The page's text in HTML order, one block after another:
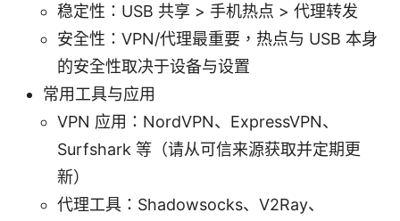
稳定性：USB 共享 > 手机热点 > 代理转发
安全性：VPN/代理最重要，热点与 USB 本身
的安全性取决于设备与设置
常用工具与应用
VPN 应用：NordVPN、ExpressVPN、
Surfshark 等（请从可信来源获取并定期更
新）
代理工具：Shadowsocks、V2Ray、